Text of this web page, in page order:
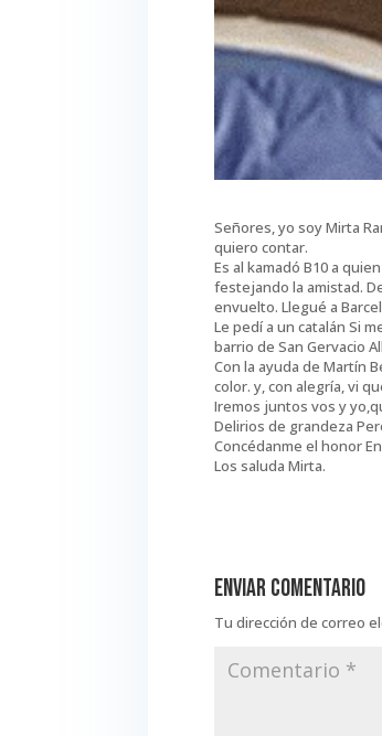
Señores, yo soy Mirta
quiero contar.
Es al kamadó B10 a
festejando la amistad.
envuelto. Llegué a
Le pedí a un catalán Si
barrio de San Gervacio
Con la ayuda de Martín
color. y, con alegría, vi
Iremos juntos vos y
Delirios de grandeza
Concédanme el honor
Los saluda Mirta.
Enviar comentario
Tu dirección de correo